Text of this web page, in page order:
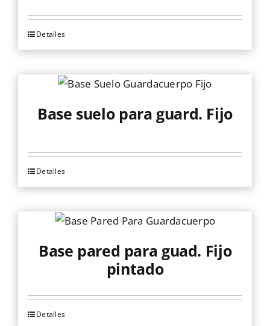
Detalles
Base suelo para guard. Fijo
Detalles
Base pared para guad. Fijo
pintado
Detalles